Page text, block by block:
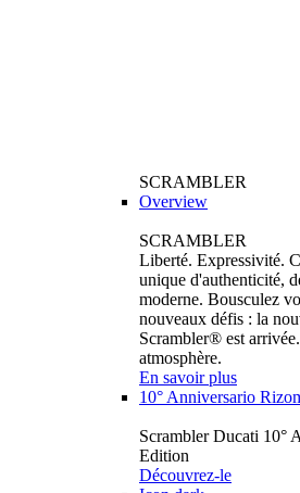
SCRAMBLER
Overview
SCRAMBLER
Liberté. Expressivité.
unique d'authenticité,
moderne. Bousculez
nouveaux défis : la
Scrambler® est
atmosphère.
En savoir plus
10° Anniversario
Scrambler Ducati 10°
Edition
Découvrez-le